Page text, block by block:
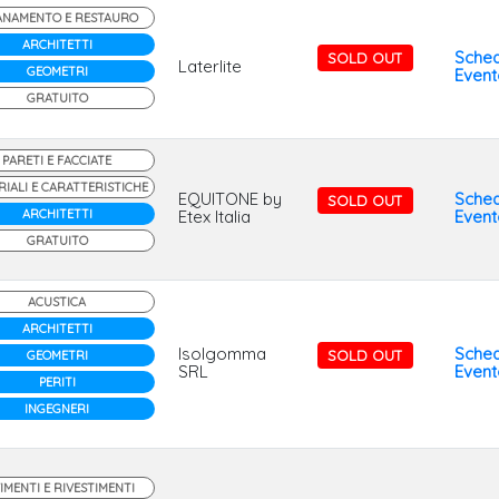
E RESTAURO
ARCHITETTI
GEOMETRI
GRATUITO
Laterlite SOLD OUT
PARETI E FACCIATE
E CARATTERISTICHE
ARCHITETTI
GRATUITO
EQUITONE by
Etex Italia
SOLD OUT
ACUSTICA
ARCHITETTI
GEOMETRI
PERITI
INGEGNERI
Isolgomma
SRL
SOLD OUT
E RIVESTIMENTI